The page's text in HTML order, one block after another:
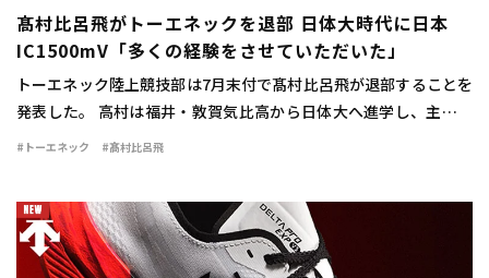
髙村比呂飛がトーエネックを退部 日体大時代に日本
IC1500mV「多くの経験をさせていただいた」
トーエネック陸上競技部は7月末付で髙村比呂飛が退部することを
発表した。 高村は福井・敦賀気比高から日体大へ進学し、主に中
距離で活躍。1500mで2年時に3分42秒76をマークすると、3、4年
#トーエネック #髙村比呂飛